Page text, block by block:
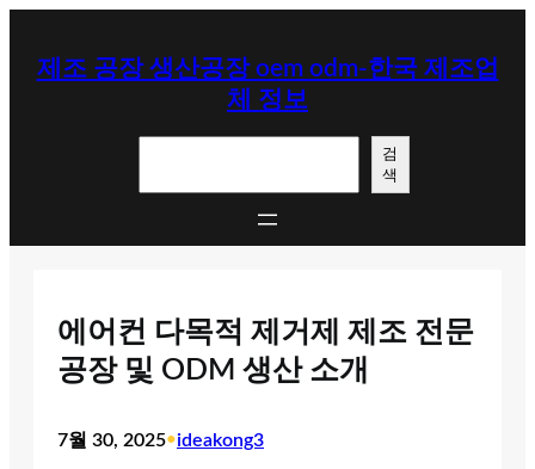
제조 공장 생산공장 oem odm-한국 제조업
체 정보
검
색
에어컨 다목적 제거제 제조 전문
공장 및 ODM 생산 소개
7월 30, 2025•ideakong3